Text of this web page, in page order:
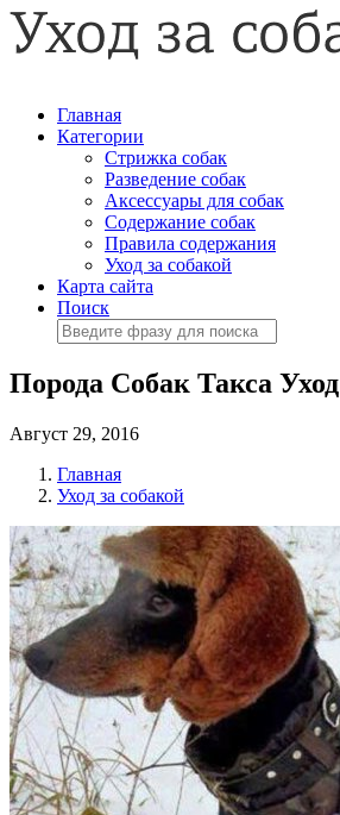
Главная
Категории
Стрижка собак
Разведение собак
Аксессуары для собак
Содержание собак
Правила содержания
Уход за собакой
Карта сайта
Поиск
Порода Собак Такса Уход
Август 29, 2016
Главная
Уход за собакой